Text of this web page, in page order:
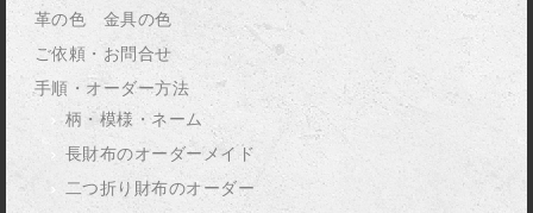
革の色 金具の色
ご依頼・お問合せ
手順・オーダー方法
柄・模様・ネーム
長財布のオーダーメイド
二つ折り財布のオーダー